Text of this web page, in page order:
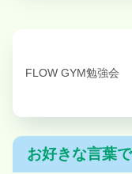
FLOW GYM勉強会
お好きな言葉